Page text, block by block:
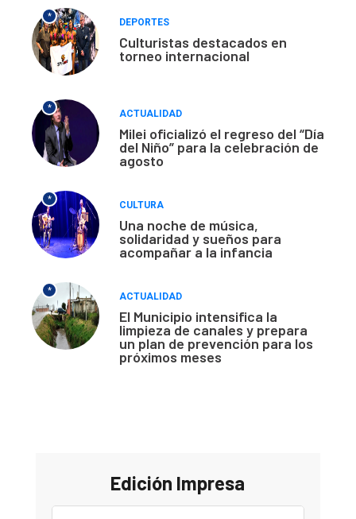
*
DEPORTES
Culturistas destacados en
torneo internacional
*
ACTUALIDAD
Milei oficializó el regreso del “Día
del Niño” para la celebración de
agosto
*
CULTURA
Una noche de música,
solidaridad y sueños para
acompañar a la infancia
*
ACTUALIDAD
El Municipio intensifica la
limpieza de canales y prepara
un plan de prevención para los
próximos meses
Edición Impresa